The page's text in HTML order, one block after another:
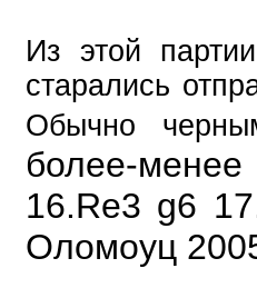
Из этой
старались
Обычно
более-
16.Re3 g6
Оломоуц